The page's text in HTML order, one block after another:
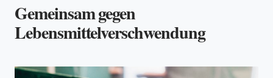
Gemeinsam gegen
Lebensmittelverschwendung